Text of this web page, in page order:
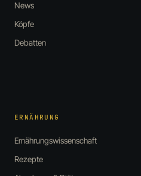
News
Köpfe
Debatten
ERNÄHRUNG
Ernährungswissenschaft
Rezepte